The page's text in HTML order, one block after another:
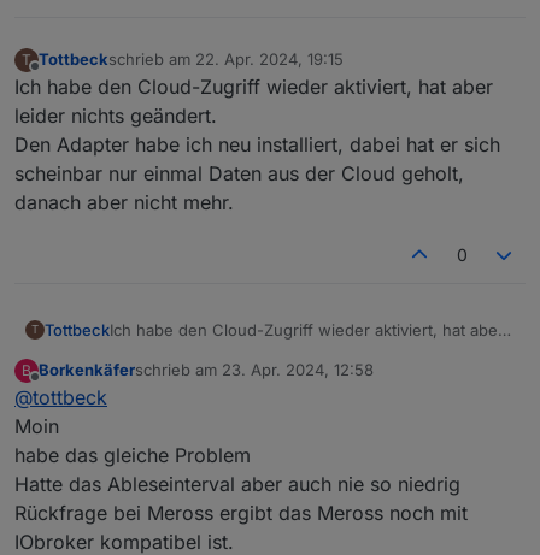
T
Offline
Tottbeckschrieb am 22. Apr. 2024, 19:15
zuletzt editiert von
Ich habe den Cloud-Zugriff wieder aktiviert, hat aber
leider nichts geändert.
Den Adapter habe ich neu installiert, dabei hat er sich
scheinbar nur einmal Daten aus der Cloud geholt,
danach aber nicht mehr.
0
T TottbeckIch habe den Cloud-Zugriff wieder aktiviert, hat aber
Den Adapter habe ich neu installiert, dabei hat er sich
B
Offline
Borkenkäferschrieb am 23. Apr. 2024, 12:58
zuletzt editiert von
@tottbeck
Moin
habe das gleiche Problem
Hatte das Ableseinterval aber auch nie so niedrig
Rückfrage bei Meross ergibt das Meross noch mit
IObroker kompatibel ist.